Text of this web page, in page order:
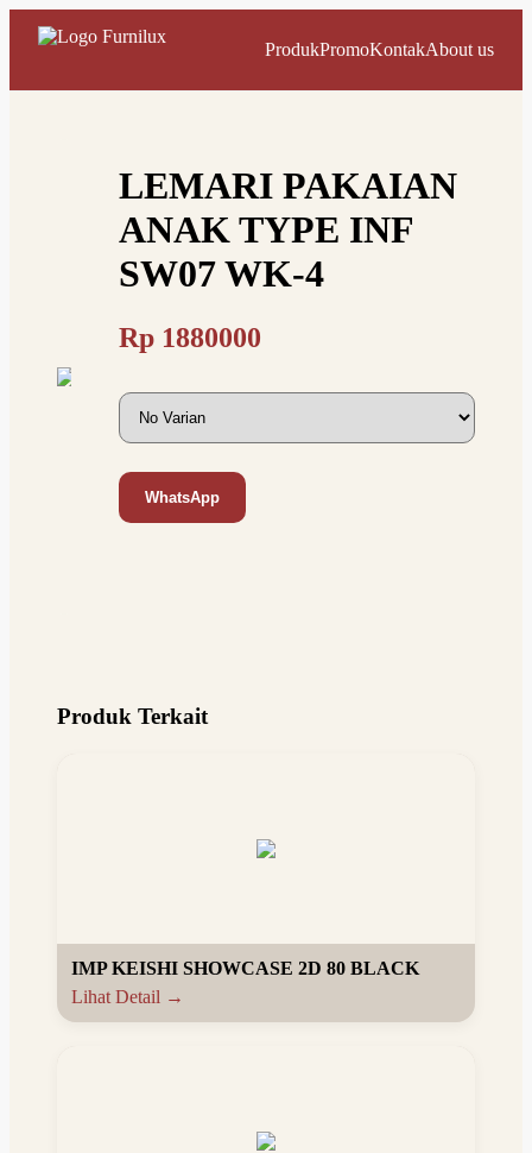
ProdukPromoKontakAbout us
LEMARI PAKAIAN
ANAK TYPE INF
SW07 WK-4
Rp 1880000
WhatsApp
Produk Terkait
IMP KEISHI SHOWCASE 2D 80 BLACK
Lihat Detail →